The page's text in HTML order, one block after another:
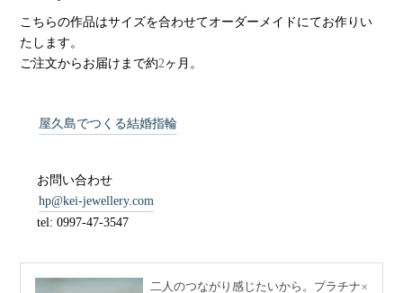
こちらの作品はサイズを合わせてオーダーメイドにてお作りい
たします。
ご注文からお届けまで約2ヶ月。
屋久島でつくる結婚指輪
お問い合わせ
hp@kei-jewellery.com
tel: 0997-47-3547